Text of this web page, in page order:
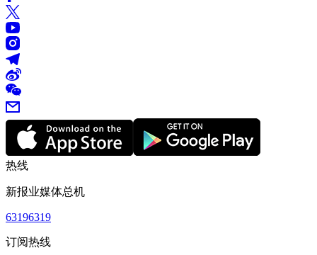
热线
新报业媒体总机
63196319
订阅热线